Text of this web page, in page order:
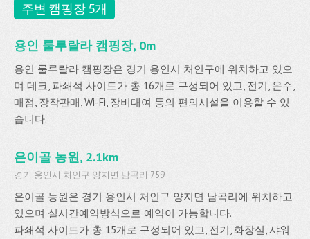
주변 캠핑장 5개
용인 룰루랄라 캠핑장, 0m
용인 룰루랄라 캠핑장은 경기 용인시 처인구에 위치하고 있으
며 데크, 파쇄석 사이트가 총 16개로 구성되어 있고, 전기, 온수,
매점, 장작판매, Wi-Fi, 장비대여 등의 편의시설을 이용할 수 있
습니다.
은이골 농원, 2.1km
경기 용인시 처인구 양지면 남곡리 759
은이골 농원은 경기 용인시 처인구 양지면 남곡리에 위치하고
있으며 실시간예약방식으로 예약이 가능합니다.
파쇄석 사이트가 총 15개로 구성되어 있고, 전기, 화장실, 샤워